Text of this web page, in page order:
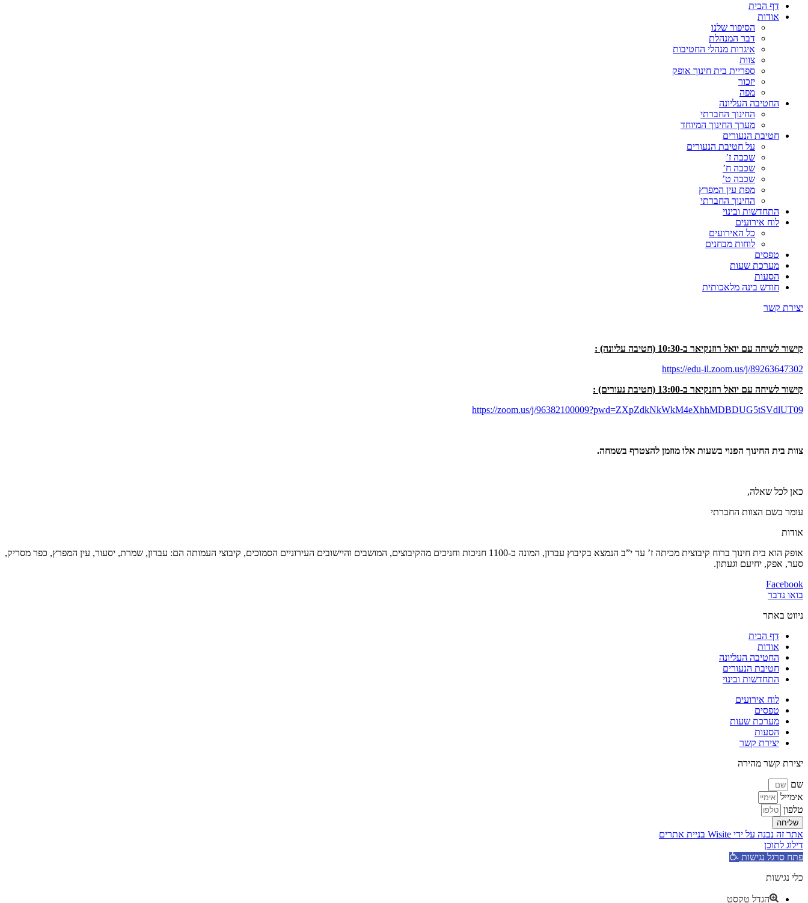
דף הבית
אודות
הסיפור שלנו
דבר המנהלת
איגרות מנהלי החטיבות
צוות
ספריית בית חינוך אופק
יזכור
מפה
החטיבה העליונה
החינוך החברתי
מערך החינוך המיוחד
חטיבת הנעורים
על חטיבת הנעורים
שכבה ז’
שכבה ח’
שכבה ט’
מפת עין המפרץ
החינוך החברתי
התחדשות ובינוי
לוח אירועים
כל האירועים
לוחות מבחנים
טפסים
מערכת שעות
הסעות
חודש בינה מלאכותית
יצירת קשר
קישור לשיחה עם יואל רוזנקיאר ב-10:30 (חטיבה עליונה) :
https://edu-il.zoom.us/j/89263647302
קישור לשיחה עם יואל רוזנקיאר ב-13:00 (חטיבת נעורים) :
https://zoom.us/j/96382100009?pwd=ZXpZdkNkWkM4eXhhMDBDUG5tSVdlUT09
צוות בית החינוך הפנוי בשעות אלו מוזמן להצטרף בשמחה.
כאן לכל שאלה,
עומר בשם הצוות החברתי
אודות
אופק הוא בית חינוך ברוח קיבוצית מכיתה ז’ עד י”ב הנמצא בקיבוץ עברון, המונה כ-1100 חניכות וחניכים מהקיבוצים, המושבים והיישובים העירוניים הסמוכים, קיבוצי העמותה הם: עברון, שמרת, יסעור, עין המפרץ, כפר מסריק,
סער, אפק, יחיעם וגעתון.
Facebook
בואו נדבר
ניווט באתר
דף הבית
אודות
החטיבה העליונה
חטיבת הנעורים
התחדשות ובינוי
לוח אירועים
טפסים
מערכת שעות
הסעות
יצירת קשר
יצירת קשר מהירה
שם
אימייל
טלפון
שליחה
אתר זה נבנה על ידי Wisite בניית אתרים
דילוג לתוכן
פתח סרגל נגישות
כלי נגישות
הגדל טקסט